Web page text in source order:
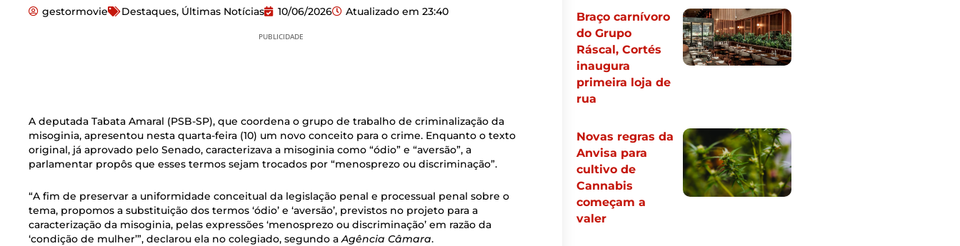
gestormovie Destaques, Últimas Notícias 10/06/2026 Atualizado em 23:40
PUBLICIDADE
A deputada Tabata Amaral (PSB-SP), que coordena o grupo de trabalho de criminalização da
misoginia, apresentou nesta quarta-feira (10) um novo conceito para o crime. Enquanto o texto
original, já aprovado pelo Senado, caracterizava a misoginia como “ódio” e “aversão”, a
parlamentar propôs que esses termos sejam trocados por “menosprezo ou discriminação”.
“A fim de preservar a uniformidade conceitual da legislação penal e processual penal sobre o
tema, propomos a substituição dos termos ‘ódio’ e ‘aversão’, previstos no projeto para a
caracterização da misoginia, pelas expressões ‘menosprezo ou discriminação’ em razão da
‘condição de mulher’”, declarou ela no colegiado, segundo a Agência Câmara.
Braço carnívoro
do Grupo
Ráscal, Cortés
inaugura
primeira loja de
rua
Novas regras da
Anvisa para
cultivo de
Cannabis
começam a
valer